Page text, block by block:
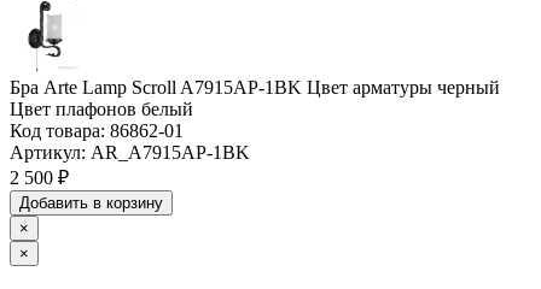
Бра Arte Lamp Scroll A7915AP-1BK Цвет арматуры черный
Цвет плафонов белый
Код товара: 86862-01
Артикул: AR_A7915AP-1BK
2 500 ₽
Добавить в корзину
×
×